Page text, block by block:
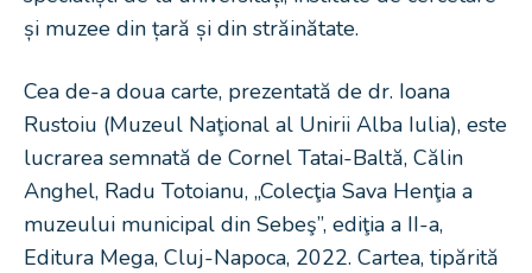
și muzee din țară și din străinătate.
Cea de-a doua carte, prezentată de dr. Ioana
Rustoiu (Muzeul Naţional al Unirii Alba Iulia), este
lucrarea semnată de Cornel Tatai-Baltă, Călin
Anghel, Radu Totoianu, „Colecţia Sava Henţia a
muzeului municipal din Sebeş”, ediţia a II-a,
Editura Mega, Cluj-Napoca, 2022. Cartea, tipărită